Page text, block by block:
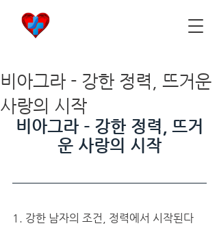
비아그라 - 강한 정력, 뜨거운
사랑의 시작
비아그라 - 강한 정력, 뜨거
운 사랑의 시작
1. 강한 남자의 조건, 정력에서 시작된다